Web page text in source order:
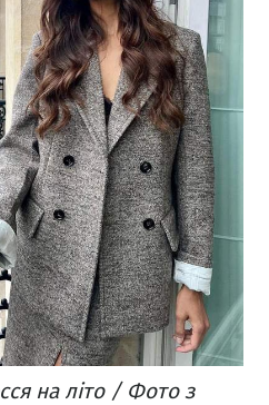
на літо / Фото з